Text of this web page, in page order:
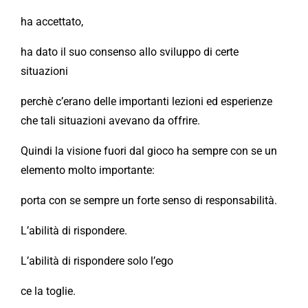
ha accettato,
ha dato il suo consenso allo sviluppo di certe
situazioni
perchè c’erano delle importanti lezioni ed esperienze
che tali situazioni avevano da offrire.
Quindi la visione fuori dal gioco ha sempre con se un
elemento molto importante:
porta con se sempre un forte senso di responsabilità.
L’abilità di rispondere.
L’abilità di rispondere solo l’ego
ce la toglie.